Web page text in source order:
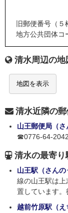
旧郵便番号（
地方公共団体コ
清水周辺の地
地図を表示
清水近隣の
山王郵便局（さ
☎0776-64-
清水の最寄り
山王駅（さんの
線の山王駅は
置しています。
越前竹原駅（え